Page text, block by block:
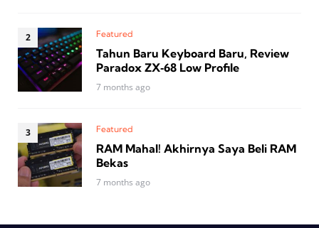
Featured
Tahun Baru Keyboard Baru, Review
Paradox ZX‑68 Low Profile
7 months ago
Featured
RAM Mahal! Akhirnya Saya Beli RAM
Bekas
7 months ago